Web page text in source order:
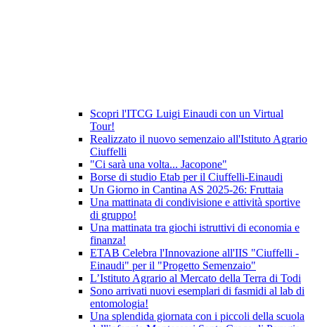
Scopri l'ITCG Luigi Einaudi con un Virtual
Tour!
Realizzato il nuovo semenzaio all'Istituto Agrario
Ciuffelli
"Ci sarà una volta... Jacopone"
Borse di studio Etab per il Ciuffelli-Einaudi
Un Giorno in Cantina AS 2025-26: Fruttaia
Una mattinata di condivisione e attività sportive
di gruppo!
Una mattinata tra giochi istruttivi di economia e
finanza!
ETAB Celebra l'Innovazione all'IIS "Ciuffelli -
Einaudi" per il "Progetto Semenzaio"
L’Istituto Agrario al Mercato della Terra di Todi
Sono arrivati nuovi esemplari di fasmidi al lab di
entomologia!
Una splendida giornata con i piccoli della scuola